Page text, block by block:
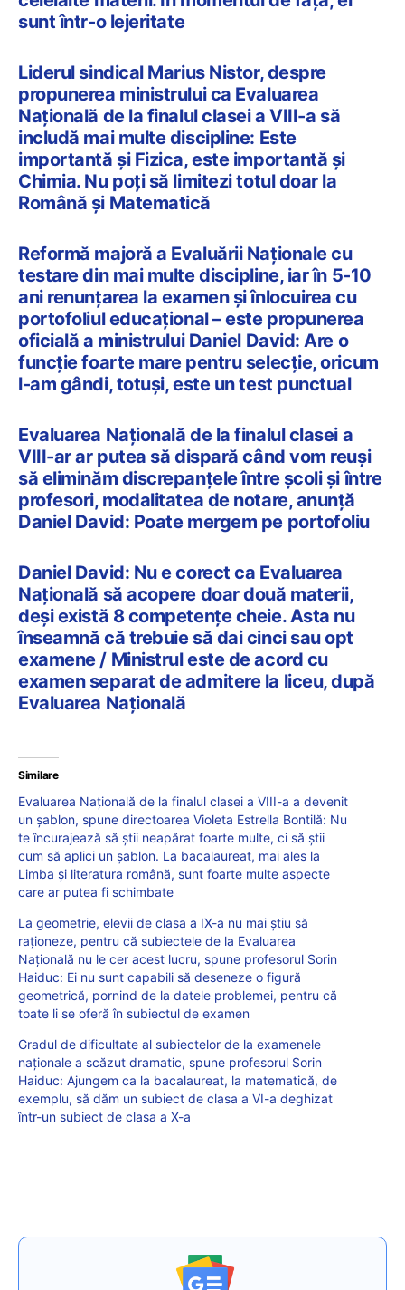
sunt într-o lejeritate
Liderul sindical Marius Nistor, despre
propunerea ministrului ca Evaluarea
Națională de la finalul clasei a VIII-a să
includă mai multe discipline: Este
importantă şi Fizica, este importantă şi
Chimia. Nu poți să limitezi totul doar la
Română și Matematică
Reformă majoră a Evaluării Naționale cu
testare din mai multe discipline, iar în 5-10
ani renunțarea la examen și înlocuirea cu
portofoliul educațional – este propunerea
oficială a ministrului Daniel David: Are o
funcție foarte mare pentru selecție, oricum
l-am gândi, totuși, este un test punctual
Evaluarea Națională de la finalul clasei a
VIII-ar ar putea să dispară când vom reuși
să eliminăm discrepanțele între școli și între
profesori, modalitatea de notare, anunță
Daniel David: Poate mergem pe portofoliu
Daniel David: Nu e corect ca Evaluarea
Națională să acopere doar două materii,
deși există 8 competențe cheie. Asta nu
înseamnă că trebuie să dai cinci sau opt
examene / Ministrul este de acord cu
examen separat de admitere la liceu, după
Evaluarea Națională
Similare
Evaluarea Națională de la finalul clasei a VIII-a a devenit
un șablon, spune directoarea Violeta Estrella Bontilă: Nu
te încurajează să știi neapărat foarte multe, ci să știi
cum să aplici un șablon. La bacalaureat, mai ales la
Limba și literatura română, sunt foarte multe aspecte
care ar putea fi schimbate
La geometrie, elevii de clasa a IX-a nu mai știu să
raționeze, pentru că subiectele de la Evaluarea
Națională nu le cer acest lucru, spune profesorul Sorin
Haiduc: Ei nu sunt capabili să deseneze o figură
geometrică, pornind de la datele problemei, pentru că
toate li se oferă în subiectul de examen
Gradul de dificultate al subiectelor de la examenele
naționale a scăzut dramatic, spune profesorul Sorin
Haiduc: Ajungem ca la bacalaureat, la matematică, de
exemplu, să dăm un subiect de clasa a VI-a deghizat
într-un subiect de clasa a X-a